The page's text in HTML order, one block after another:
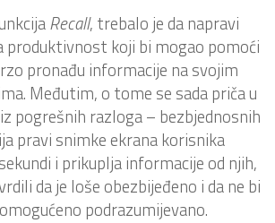
Recall, trebalo je da napravi
produktivnost koji bi mogao pomoći
pronađu informacije na svojim
Međutim, o tome se sada priča u
pogrešnih razloga – bezbjednosnih
pravi snimke ekrana korisnika
i prikuplja informacije od njih,
da je loše obezbijeđeno i da ne bi
podrazumijevano.